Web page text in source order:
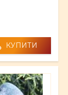
КУПИТИ